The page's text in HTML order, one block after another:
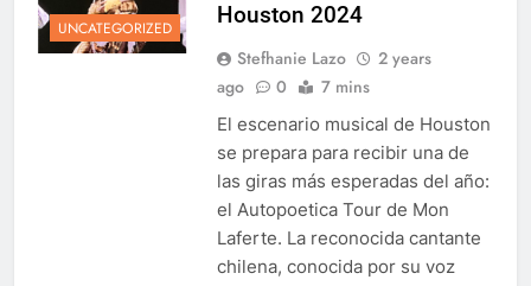
UNCATEGORIZED
Houston 2024
Stefhanie Lazo
2 years
ago
0 7 mins
El escenario musical de Houston
se prepara para recibir una de
las giras más esperadas del año:
el Autopoetica Tour de Mon
Laferte. La reconocida cantante
chilena, conocida por su voz